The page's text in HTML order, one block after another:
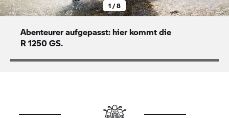
1 / 8
Abenteurer aufgepasst: hier kommt die
R 1250 GS.